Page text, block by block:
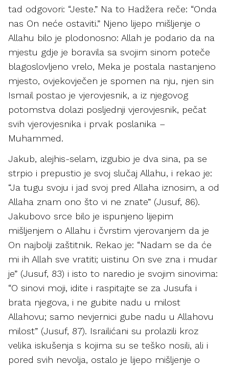
tad odgovori: “Jeste.” Na to Hadžera reče: “Onda
nas On neće ostaviti.” Njeno lijepo mišljenje o
Allahu bilo je plodonosno: Allah je podario da na
mjestu gdje je boravila sa svojim sinom poteče
blagoslovljeno vrelo, Meka je postala nastanjeno
mjesto, ovjekovječen je spomen na nju, njen sin
Ismail postao je vjerovjesnik, a iz njegovog
potomstva dolazi posljednji vjerovjesnik, pečat
svih vjerovjesnika i prvak poslanika –
Muhammed.
Jakub, alejhis-selam, izgubio je dva sina, pa se
strpio i prepustio je svoj slučaj Allahu, i rekao je:
“Ja tugu svoju i jad svoj pred Allaha iznosim, a od
Allaha znam ono što vi ne znate” (Jusuf, 86).
Jakubovo srce bilo je ispunjeno lijepim
mišljenjem o Allahu i čvrstim vjerovanjem da je
On najbolji zaštitnik. Rekao je: “Nadam se da će
mi ih Allah sve vratiti; uistinu On sve zna i mudar
je” (Jusuf, 83) i isto to naredio je svojim sinovima:
“O sinovi moji, idite i raspitajte se za Jusufa i
brata njegova, i ne gubite nadu u milost
Allahovu; samo nevjernici gube nadu u Allahovu
milost” (Jusuf, 87). Israilićani su prolazili kroz
velika iskušenja s kojima su se teško nosili, ali i
pored svih nevolja, ostalo je lijepo mišljenje o